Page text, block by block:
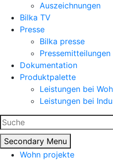
Auszeichnungen
Bilka TV
Presse
Bilka presse
Pressemitteilungen
Dokumentation
Produktpalette
Leistungen bei
Leistungen bei
Suchen
nach:
Secondary Menu
Wohn projekte